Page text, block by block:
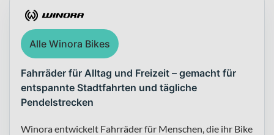
Alle Winora Bikes
Fahrräder für Alltag und Freizeit – gemacht für
entspannte Stadtfahrten und tägliche
Pendelstrecken
Winora entwickelt Fahrräder für Menschen, die ihr Bike